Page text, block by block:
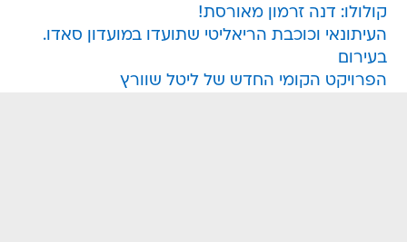
קולולו: דנה זרמון מאורסת!
העיתונאי וכוכבת הריאליטי שתועדו במועדון סאדו.
בעירום
הפרויקט הקומי החדש של ליטל שוורץ